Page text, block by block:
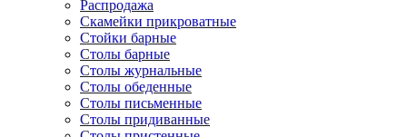
Распродажа
Скамейки прикроватные
Стойки барные
Столы барные
Столы журнальные
Столы обеденные
Столы письменные
Столы придиванные